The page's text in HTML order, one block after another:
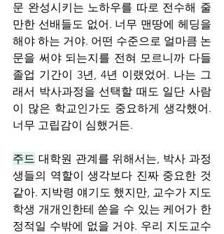
문 완성시키는 노하우를 따로 전수해 줄
만한 선배들도 없어. 너무 맨땅에 헤딩을
해야 하는 거야. 어떤 수준으로 얼마큼 논
문을 써야 되는지를 전혀 모르니까 다들
졸업 기간이 3년, 4년 이랬었어. 나는 그
래서 박사과정을 선택할 때도 일단 사람
이 많은 학교인가도 중요하게 생각했어.
너무 고립감이 심했거든.
주드 대학원 관계를 위해서는, 박사 과정
생들의 역할이 생각보다 진짜 중요한 것
같아. 지박령 얘기도 했지만, 교수가 지도
학생 개개인한테 쏟을 수 있는 케어가 한
정적일 수밖에 없을 거야. 우리 지도교수